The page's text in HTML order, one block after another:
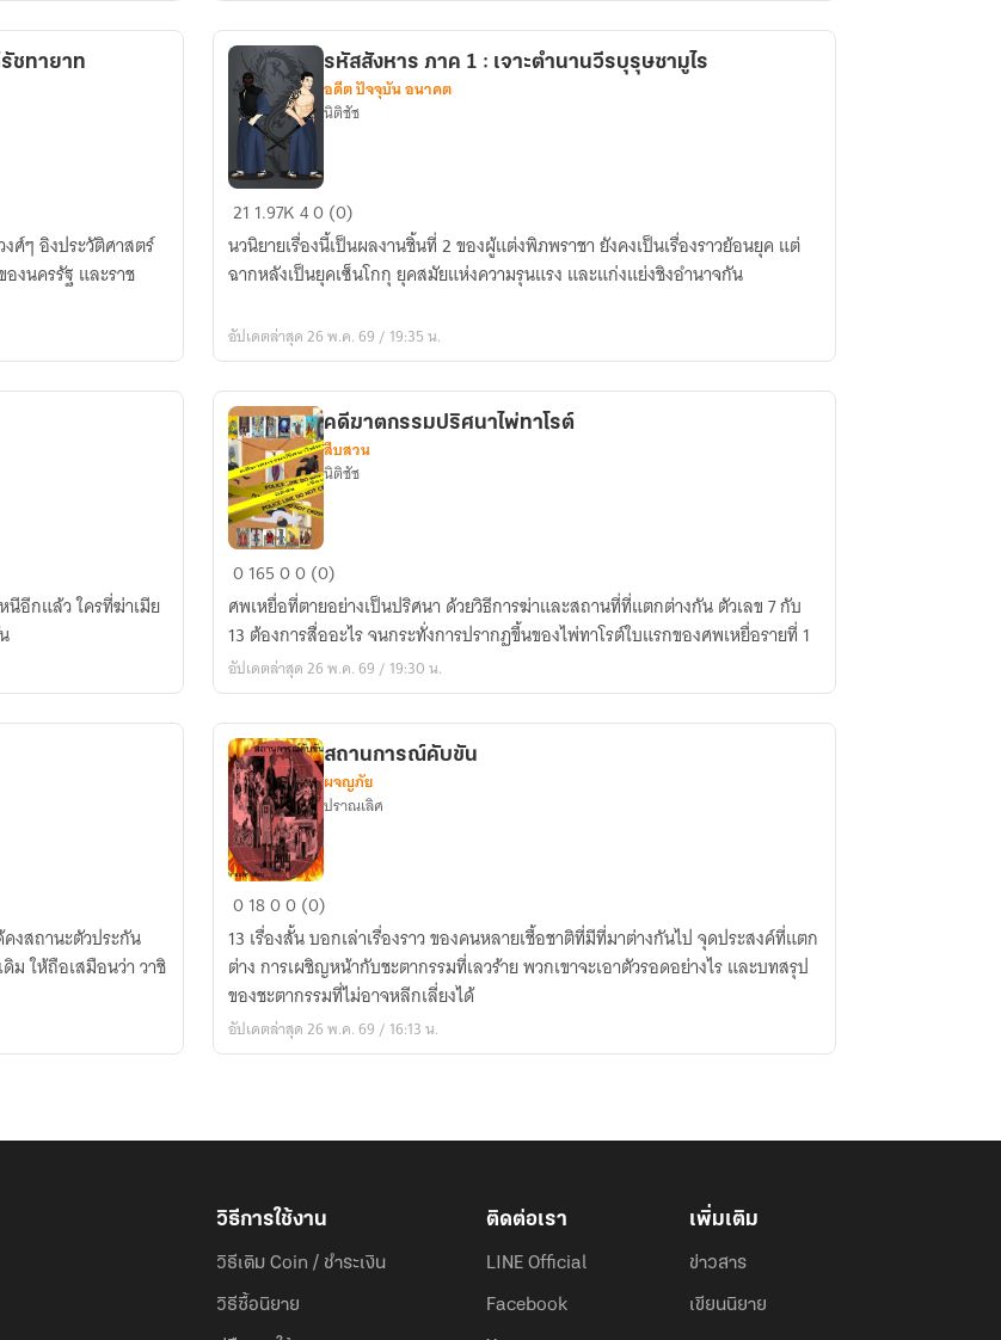
1
บัลลังก์
รัก
ชทายาท
ศ์ๆ อิงประวัติศาสตร์
งนครรัฐ และราช
รหัส
สังหาร
ภาค
1
เจาะ
วีรบุรุษ
ซามูไร
รหัสสังหาร ภาค 1 : เจาะตำนานวีรบุรุษซามูไร
อดีต ปัจจุบัน อนาคต
นิติชัช
21 1.97K40 (0)
นวนิยายเรื่องนี้เป็นผลงานชิ้นที่ 2 ของผู้แต่งพิภพราชา ยังคงเป็นเรื่องราวย้อนยุค แต่
ฉากหลังเป็นยุคเซ็นโกกุ ยุคสมัยแห่งความรุนแรง และแก่งแย่งชิงอำนาจกัน
อัปเดตล่าสุด 26 พ.ค. 69 / 19:35 น.
นีอีกแล้ว ใครที่ฆ่าเมีย
คดี
ฆาตกรรม
ปริศนา
ไพ่
ทา
คดีฆาตกรรมปริศนาไพ่ทาโรต์
สืบสวน
นิติชัช
016500 (0)
ศพเหยื่อที่ตายอย่างเป็นปริศนา ด้วยวิธีการฆ่าและสถานที่ที่แตกต่างกัน ตัวเลข 7 กับ
13 ต้องการสื่ออะไร จนกระทั่งการปรากฏขึ้นของไพ่ทาโรต์ใบแรกของศพเหยื่อรายที่ 1
อัปเดตล่าสุด 26 พ.ค. 69 / 19:30 น.
งสถานะตัวประกัน
ม ให้ถือเสมือนว่า วาชิ
สถานการณ์
คับขัน
สถานการณ์คับขัน
ผจญภัย
ปราณเลิศ
01800 (0)
13 เรื่องสั้น บอกเล่าเรื่องราว ของคนหลายเชื้อชาติที่มีที่มาต่างกันไป จุดประสงค์ที่แตก
ต่าง การเผชิญหน้ากับชะตากรรมที่เลวร้าย พวกเขาจะเอาตัวรอดอย่างไร และบทสรุป
ของชะตากรรมที่ไม่อาจหลีกเลี่ยงได้
อัปเดตล่าสุด 26 พ.ค. 69 / 16:13 น.
วิธีการใช้งาน
วิธีเติม Coin / ชำระเงิน
วิธีซื้อนิยาย
ติดต่อเรา
LINE Official
Facebook
เพิ่มเติม
ข่าวสาร
เขียนนิยาย